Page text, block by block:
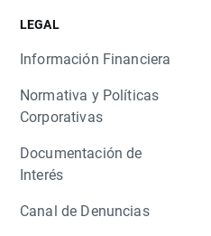
LEGAL
Información Financiera
Normativa y Políticas
Corporativas
Documentación de
Interés
Canal de Denuncias